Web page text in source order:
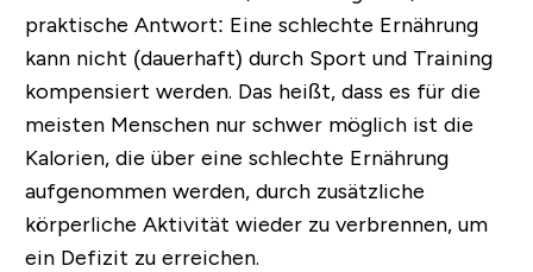
praktische Antwort: Eine schlechte Ernährung
kann nicht (dauerhaft) durch Sport und Training
kompensiert werden. Das heißt, dass es für die
meisten Menschen nur schwer möglich ist die
Kalorien, die über eine schlechte Ernährung
aufgenommen werden, durch zusätzliche
körperliche Aktivität wieder zu verbrennen, um
ein Defizit zu erreichen.